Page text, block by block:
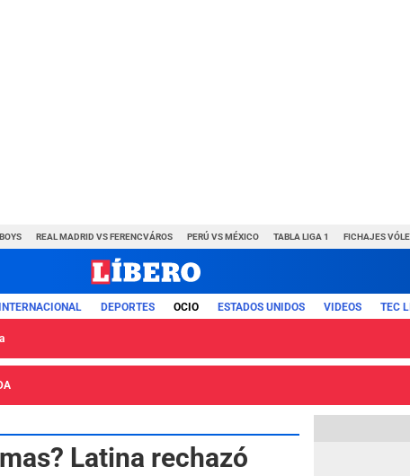
REAL MADRID VS FERENCVÁROS PERÚ VS MÉXICO TABLA LIGA 1 FICHAJES
DEPORTES OCIO ESTADOS UNIDOS VIDEOS TEC
Latina rechazó